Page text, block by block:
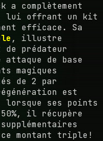
a complètement
lui offrant un kit
efficace. Sa
, illustre
de prédateur
attaque de base
magiques
de 2 par
est
ses points
il récupère
montant triple!